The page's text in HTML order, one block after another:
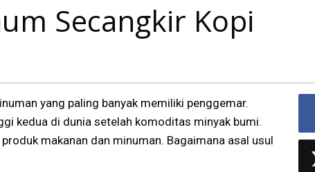
Secangkir Kopi
yang paling banyak memiliki penggemar.
kedua di dunia setelah komoditas minyak bumi.
makanan dan minuman. Bagaimana asal usul